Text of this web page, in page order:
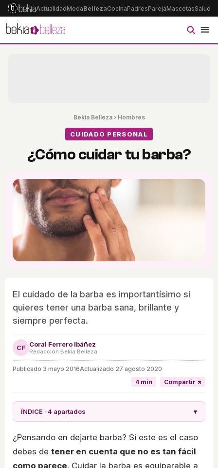
ActualidadModaBellezaCocinaPadresParejaMascotasSalud
Bekia Belleza› Hombres
CUIDADO PERSONAL
¿Cómo cuidar tu barba?
El cuidado de la barba es importantísimo si
quieres tener una barba sana, brillante y
siempre perfecta.
CF Coral Ferrero Ibáñez
Redacción Bekia Belleza
Publicado 3 mayo 2016Actualizado 27 agosto 2020
4 min
Compartir ↗
ÍNDICE · 4 apartados ▾
¿Pensando en dejarte barba? Si este es el caso
debes de tener en cuenta que no es tan fácil
como parece. Cuidar la barba es equiparable a